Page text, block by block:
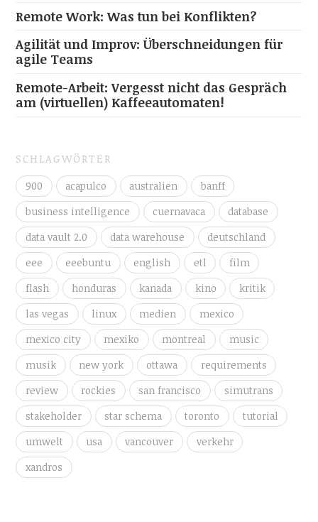
Remote Work: Was tun bei Konflikten?
Agilität und Improv: Überschneidungen für
agile Teams
Remote-Arbeit: Vergesst nicht das Gespräch
am (virtuellen) Kaffeeautomaten!
SCHLAGWÖRTER
900 acapulco australien
banff
business intelligence
cuernavaca
database
data vault 2.0
data warehouse
deutschland
eee
eeebuntu english etl
film
flash
honduras kanada kino
kritik
las vegas
linux medien
mexico
mexico city
mexiko montreal
music
musik
new york ottawa
requirements
review
rockies san francisco
simutrans
stakeholder
star schema toronto
tutorial
umwelt
usa vancouver
verkehr
xandros